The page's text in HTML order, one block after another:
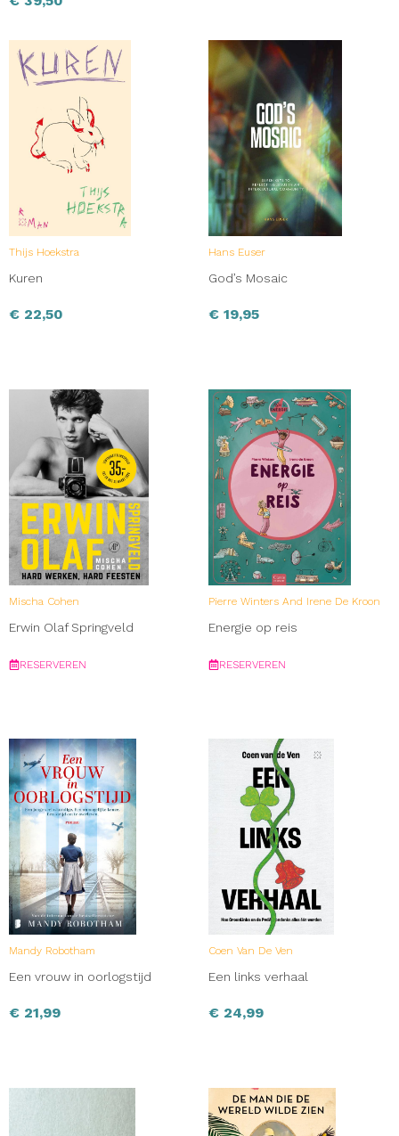
Thijs Hoekstra
Kuren
€ 22,50
Hans Euser
God’s Mosaic
€ 19,95
Mischa Cohen
Erwin Olaf Springveld
RESERVEREN
Pierre Winters And Irene De Kroon
Energie op reis
RESERVEREN
Mandy Robotham
Een vrouw in oorlogstijd
€ 21,99
Coen Van De Ven
Een links verhaal
€ 24,99